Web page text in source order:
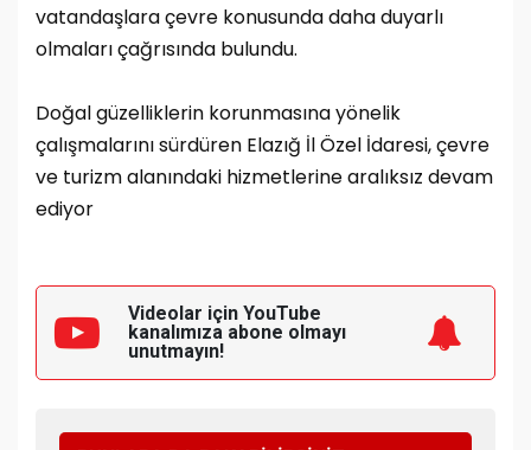
vatandaşlara çevre konusunda daha duyarlı
olmaları çağrısında bulundu.
Doğal güzelliklerin korunmasına yönelik
çalışmalarını sürdüren Elazığ İl Özel İdaresi, çevre
ve turizm alanındaki hizmetlerine aralıksız devam
ediyor
Videolar için YouTube
kanalımıza abone olmayı
unutmayın!